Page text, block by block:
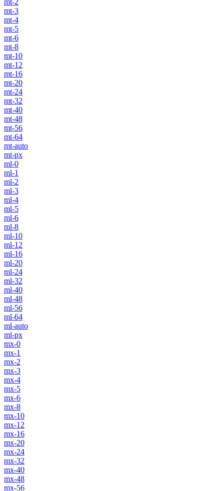
mt-3
mt-4
mt-5
mt-6
mt-8
mt-10
mt-12
mt-16
mt-20
mt-24
mt-32
mt-40
mt-48
mt-56
mt-64
mt-auto
mt-px
ml-0
ml-1
ml-2
ml-3
ml-4
ml-5
ml-6
ml-8
ml-10
ml-12
ml-16
ml-20
ml-24
ml-32
ml-40
ml-48
ml-56
ml-64
ml-auto
ml-px
mx-0
mx-1
mx-2
mx-3
mx-4
mx-5
mx-6
mx-8
mx-10
mx-12
mx-16
mx-20
mx-24
mx-32
mx-40
mx-48
mx-56